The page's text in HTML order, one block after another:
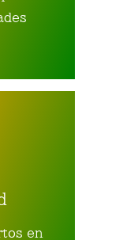
en